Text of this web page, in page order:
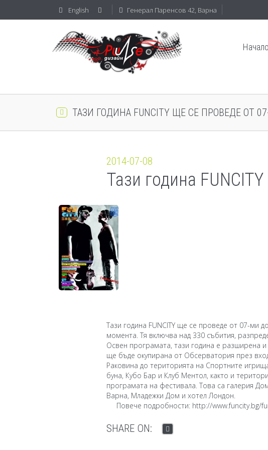
English Генерал Паренсов 42, Варна
Начало
ТАЗИ ГОДИНА FUNCITY ЩЕ СЕ ПРОВЕДЕ ОТ
2014-07-08
Тази година
Тази година FUNCITY ще се проведе от 07-ми
момента. Тя включва над 330 събития,
Освен програмата, тази година е разширена
ще бъде окупирана от Обсерватория през
Раковина до територията на Спортните
буна, Кубо Бар и Клуб Ментол, както и
програмата на фестивала. Това са галерия
Варна, Младежки Дом и хотел Лондон.
Повече подробности: http://www.funcity.bg/
SHARE ON: